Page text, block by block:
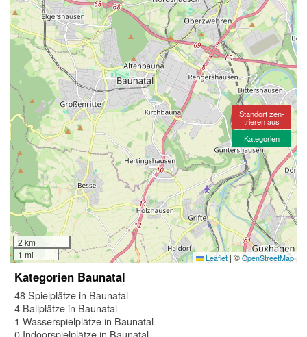
2 km
1 mi
Leaflet | © OpenStreetMap
Standort zen-
trieren aus
Kategorien
Kategorien Baunatal
48 Spielplätze in Baunatal
4 Ballplätze in Baunatal
1 Wasserspielplätze in Baunatal
0 Indoorspielplätze in Baunatal